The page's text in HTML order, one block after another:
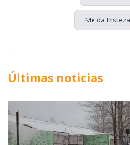
Me da tristeza
Últimas noticias